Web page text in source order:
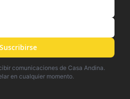
Suscribirse
comunicaciones de Casa Andina.
en cualquier momento.